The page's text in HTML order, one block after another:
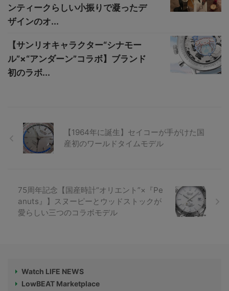
ンティークらしい小振りで凝ったデ
ザインのオ...
【サンリオキャラクター“シナモー
ル”×“アンダーン”コラボ】ブランド
初のラボ...
【1964年に誕生】セイコーが手がけた国
産初のワールドタイムモデル
75周年記念【国産時計“オリエント”×『Pe
anuts』】スヌーピーとウッドストックが
愛らしい三つのコラボモデル
Watch LIFE NEWS
LowBEAT Marketplace